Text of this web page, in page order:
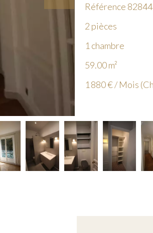
Référence
2 pièces
1 chambre
59.00m²
1 880 € / Mois